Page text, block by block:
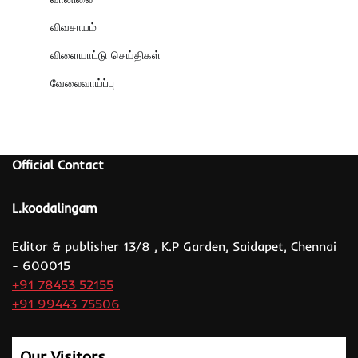
விவசாயம்
விளையாட்டு செய்திகள்
வேலைவாய்ப்பு
Official Contact
L.koodalingam
Editor & publisher 13/8 , K.P Garden, Saidapet, Chennai
- 600015
+91 78453 52155
+91 99443 75506